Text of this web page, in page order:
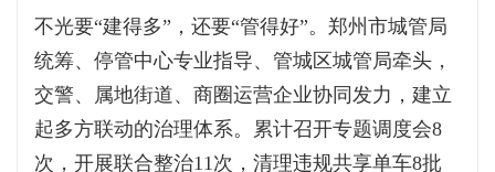
不光要“建得多”，还要“管得好”。郑州市城管局
统筹、停管中心专业指导、管城区城管局牵头，
交警、属地街道、商圈运营企业协同发力，建立
起多方联动的治理体系。累计召开专题调度会8
次，开展联合整治11次，清理违规共享单车8批